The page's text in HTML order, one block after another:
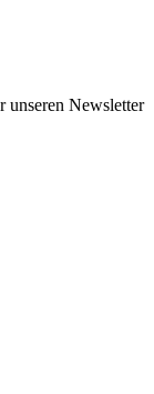
unseren Newsletter